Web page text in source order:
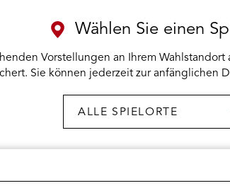
Wählen Sie einen
Vorstellungen an Ihrem
Sie können jederzeit zur anfänglichen